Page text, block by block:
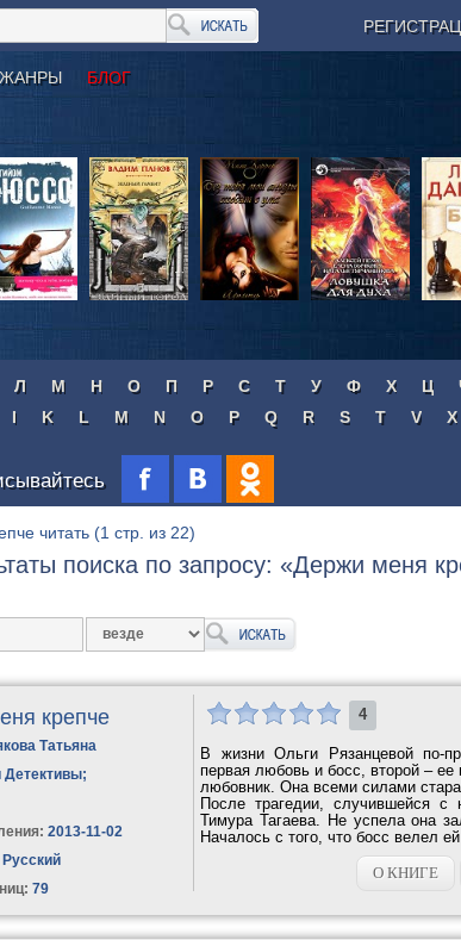
ЖАНРЫ БЛОГ
Л М Н О П Р С Т У Ф Х Ц
I K L M N O P Q R S T V X
читать (1 стр. из 22)
поиска по запросу: «Держи меня
крепче
Татьяна
Детективы;
2013-11-02
Русский
79
4
В жизни Ольги Рязанцевой по-
первая любовь и босс, второй –
любовник. Она всеми силами
После трагедии, случившейся
Тимура Тагаева. Не успела она
Началось с того, что босс велел
О КНИГЕ